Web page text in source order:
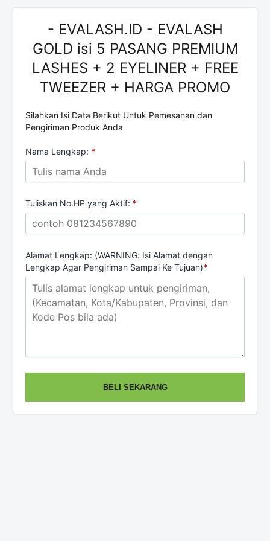
- EVALASH.ID - EVALASH
GOLD isi 5 PASANG PREMIUM
LASHES + 2 EYELINER + FREE
TWEEZER + HARGA PROMO
Silahkan Isi Data Berikut Untuk Pemesanan dan
Pengiriman Produk Anda
Nama Lengkap: *
Tuliskan No.HP yang Aktif: *
Alamat Lengkap: (WARNING: Isi Alamat dengan
Lengkap Agar Pengiriman Sampai Ke Tujuan)*